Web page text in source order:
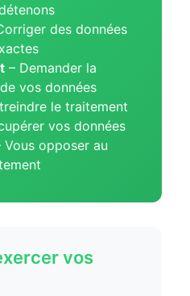
des données
– Demander la
vos données
le traitement
vos données
Vous opposer au
vos